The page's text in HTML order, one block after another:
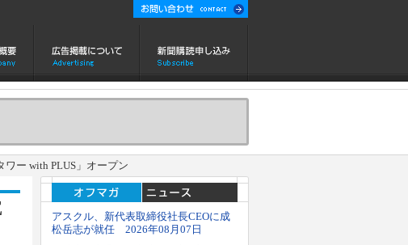
ー with PLUS」オープン
アスクル、新代表取締役社長CEOに成
松岳志が就任 2026年08月07日